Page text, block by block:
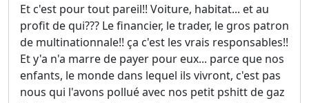
Et c'est pour tout pareil!! Voiture, habitat... et au
profit de qui??? Le financier, le trader, le gros patron
de multinationnale!! ça c'est les vrais responsables!!
Et y'a n'a marre de payer pour eux... parce que nos
enfants, le monde dans lequel ils vivront, c'est pas
nous qui l'avons pollué avec nos petit pshitt de gaz